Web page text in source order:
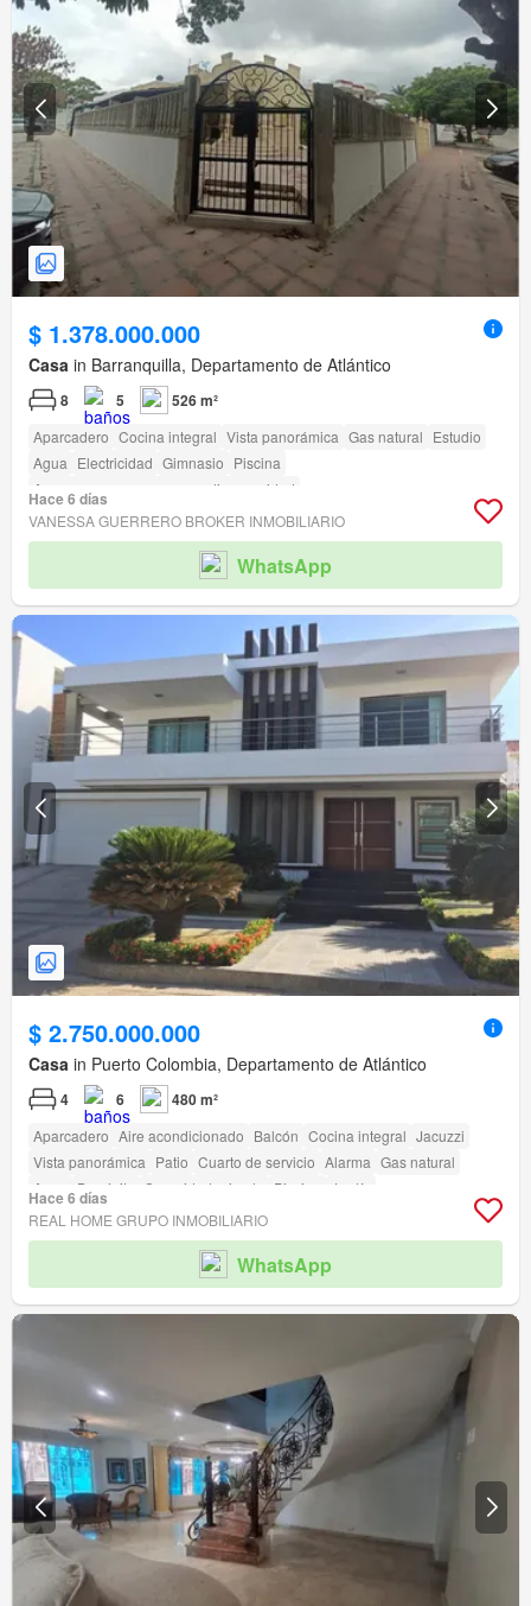
$ 1.378.000.000
Casa in Barranquilla, Departamento de Atlántico
8 5 526 m²
Aparcadero Cocina integral Vista panorámica Gas natural Estudio
Agua Electricidad Gimnasio Piscina
Acceso para personas con discapacidad
Hace 6 días
VANESSA GUERRERO BROKER INMOBILIARIO
WhatsApp
$ 2.750.000.000
Casa in Puerto Colombia, Departamento de Atlántico
4 6 480 m²
Aparcadero Aire acondicionado Balcón Cocina integral Jacuzzi
Vista panorámica Patio Cuarto de servicio Alarma Gas natural
Agua
Depósito Seguridad privada Piscina
Jardín
Acceso para personas con discapacidad
Hace 6 días
REAL HOME GRUPO INMOBILIARIO
WhatsApp